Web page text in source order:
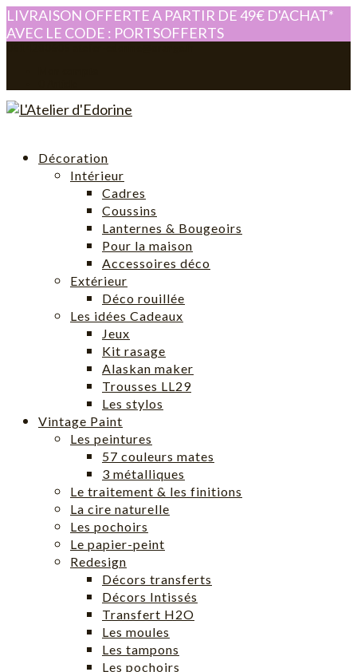
LIVRAISON OFFERTE A PARTIR DE 49€ D'ACHAT*
AVEC LE CODE : PORTSOFFERTS
Décoration
Intérieur
Cadres
Coussins
Lanternes & Bougeoirs
Pour la maison
Accessoires déco
Extérieur
Déco rouillée
Les idées Cadeaux
Jeux
Kit rasage
Alaskan maker
Trousses LL29
Les stylos
Vintage Paint
Les peintures
57 couleurs mates
3 métalliques
Le traitement & les finitions
La cire naturelle
Les pochoirs
Le papier-peint
Redesign
Décors transferts
Décors Intissés
Transfert H2O
Les moules
Les tampons
Les pochoirs